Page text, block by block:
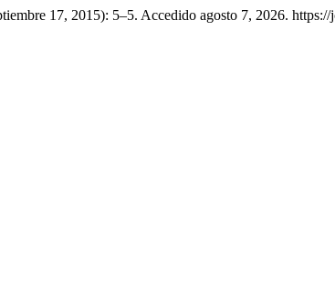
17, 2015): 5–5. Accedido agosto 7, 2026.